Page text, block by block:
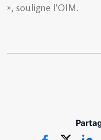
», souligne l’OIM.